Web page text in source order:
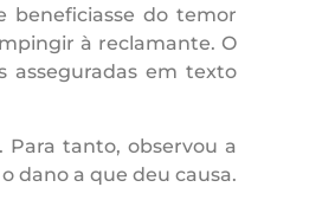
beneficiasse do temor
à reclamante. O
asseguradas em texto
tanto, observou a
dano a que deu causa.